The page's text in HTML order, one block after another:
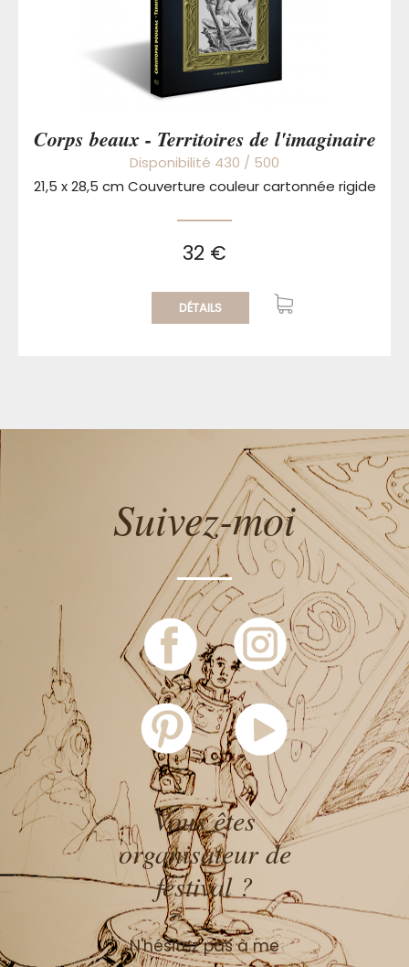
Corps beaux - Territoires de l'imaginaire
Disponibilité 430 / 500
21,5 x 28,5 cm Couverture couleur cartonnée rigide
32 €
DÉTAILS
Suivez-moi
Vous êtes
organisateur de
festival ?
N'hésitez pas à me